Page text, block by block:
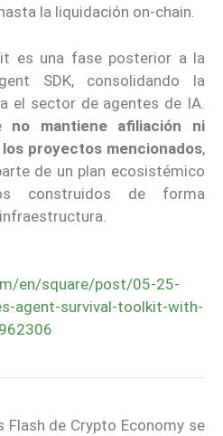
la liquidación on-chain.
es una fase posterior a la
SDK, consolidando la
el sector de agentes de IA.
no mantiene afiliación ni
proyectos mencionados,
de un plan ecosistémico
construidos de forma
en/square/post/05-25-
agent-survival-toolkit-with-
Flash de Crypto Economy se